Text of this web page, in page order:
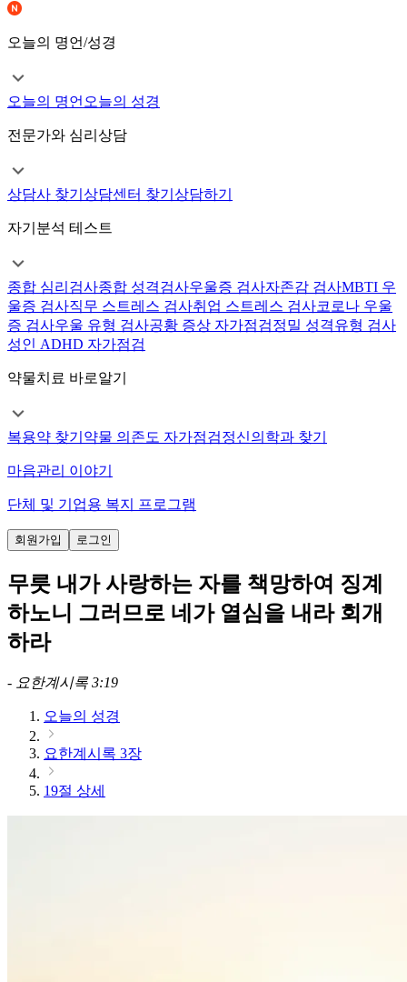
오늘의 명언/성경
오늘의 명언 오늘의 성경
전문가와 심리상담
상담사 찾기 상담센터 찾기 상담하기
자기분석 테스트
종합 심리검사종합 성격검사우울증 검사자존감 검사MBTI 우
울증 검사직무 스트레스 검사취업 스트레스 검사코로나 우울
증 검사우울 유형 검사공황 증상 자가점검정밀 성격유형 검사
성인 ADHD 자가점검
약물치료 바로알기
복용약 찾기 약물 의존도 자가점검정신의학과 찾기
마음관리 이야기
단체 및 기업용 복지 프로그램
회원가입 로그인
무릇 내가 사랑하는 자를 책망하여 징계
하노니 그러므로 네가 열심을 내라 회개
하라
- 요한계시록 3:19
오늘의 성경
요한계시록 3장
19절 상세